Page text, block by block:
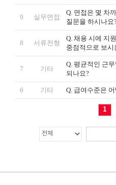
9 실무면접
Q. 면접은 몇 차
질문을 하시나요
8 서류전형
Q. 채용 시에 지
중점적으로 보
7 기타
Q. 평균적인 근
되나요?
6 기타 Q. 급여수준은
1